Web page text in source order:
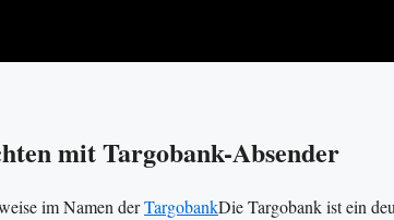
mit Targobank-Absender
im Namen derTargobankDie Targobank ist ein